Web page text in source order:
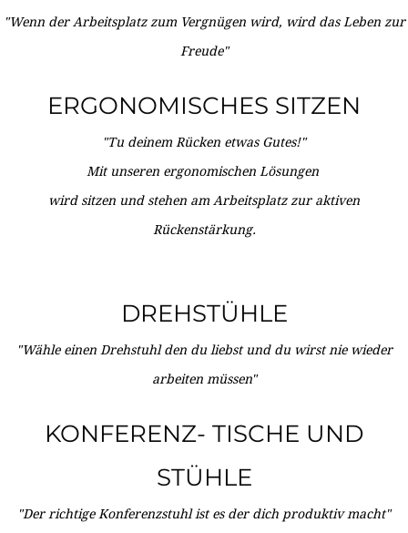
"Wenn der Arbeitsplatz zum Vergnügen wird, wird das Leben zur
Freude"
ERGONOMISCHES SITZEN
"Tu deinem Rücken etwas Gutes!"
Mit unseren ergonomischen Lösungen
wird sitzen und stehen am Arbeitsplatz zur aktiven
Rückenstärkung.
DREHSTÜHLE
"Wähle einen Drehstuhl den du liebst und du wirst nie wieder
arbeiten müssen"
KONFERENZ- TISCHE UND
STÜHLE
"Der richtige Konferenzstuhl ist es der dich produktiv macht"